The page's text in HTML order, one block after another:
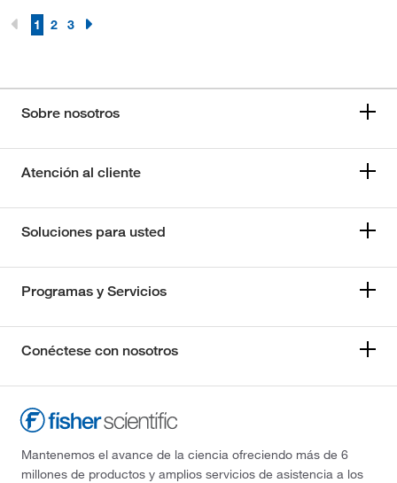
1 2 3
Sobre nosotros
Atención al cliente
Soluciones para usted
Programas y Servicios
Conéctese con nosotros
Mantenemos el avance de la ciencia ofreciendo más de 6
millones de productos y amplios servicios de asistencia a los